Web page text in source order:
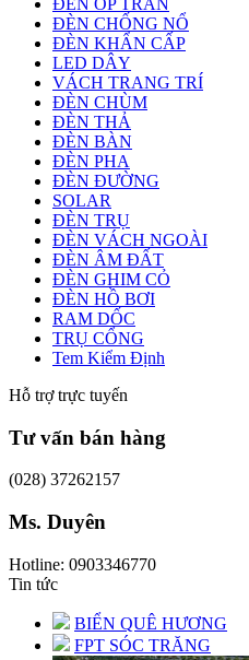
ĐÈN CHỐNG NỔ
ĐÈN KHẨN CẤP
LED DÂY
VÁCH TRANG TRÍ
ĐÈN CHÙM
ĐÈN THẢ
ĐÈN BÀN
ĐÈN PHA
ĐÈN ĐƯỜNG
SOLAR
ĐÈN TRỤ
ĐÈN VÁCH NGOÀI
ĐÈN ÂM ĐẤT
ĐÈN GHIM CỎ
ĐÈN HỒ BƠI
RAM DỐC
TRỤ CỔNG
Tem Kiểm Định
Hỗ trợ trực tuyến
Tư vấn bán hàng
(028) 37262157
Ms. Duyên
Hotline: 0903346770
Tin tức
BIỂN QUÊ HƯƠNG
FPT SÓC TRĂNG